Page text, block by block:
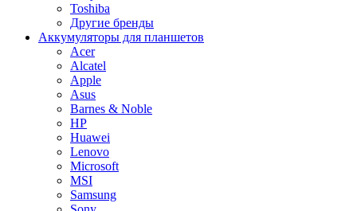
Toshiba
Другие бренды
Аккумуляторы для планшетов
Acer
Alcatel
Apple
Asus
Barnes & Noble
HP
Huawei
Lenovo
Microsoft
MSI
Samsung